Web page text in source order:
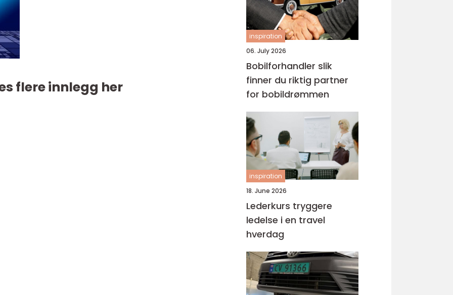
flere innlegg her
inspiration
06. July 2026
Bobilforhandler slik
finner du riktig partner
for bobildrømmen
inspiration
18. June 2026
Lederkurs tryggere
ledelse i en travel
hverdag